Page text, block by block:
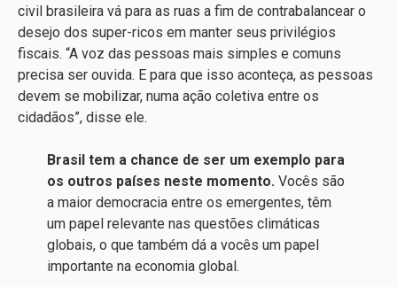
civil brasileira vá para as ruas a fim de contrabalancear o
desejo dos super-ricos em manter seus privilégios
fiscais. “A voz das pessoas mais simples e comuns
precisa ser ouvida. E para que isso aconteça, as pessoas
devem se mobilizar, numa ação coletiva entre os
cidadãos”, disse ele.
Brasil tem a chance de ser um exemplo para
os outros países neste momento.Vocês são
a maior democracia entre os emergentes, têm
um papel relevante nas questões climáticas
globais, o que também dá a vocês um papel
importante na economia global.